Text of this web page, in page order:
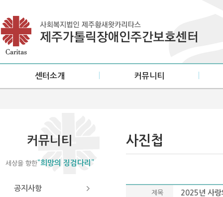
센터소개
이용안내
오시는 길
커뮤니티
커뮤니티
세상을 향한“희망의 징검다리”
공지사항
사진첩
제목 2025년 사랑